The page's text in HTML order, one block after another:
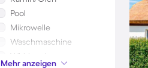
Pool
Mikrowelle
Waschmaschine
Whirlpool
Mehr anzeigen